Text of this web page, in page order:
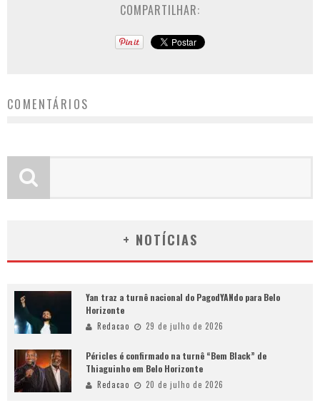
COMPARTILHAR:
COMENTÁRIOS
+ NOTÍCIAS
Yan traz a turnê nacional do PagodYANdo para Belo
Horizonte
Redacao 29 de julho de 2026
Péricles é confirmado na turnê “Bem Black” de
Thiaguinho em Belo Horizonte
Redacao 20 de julho de 2026